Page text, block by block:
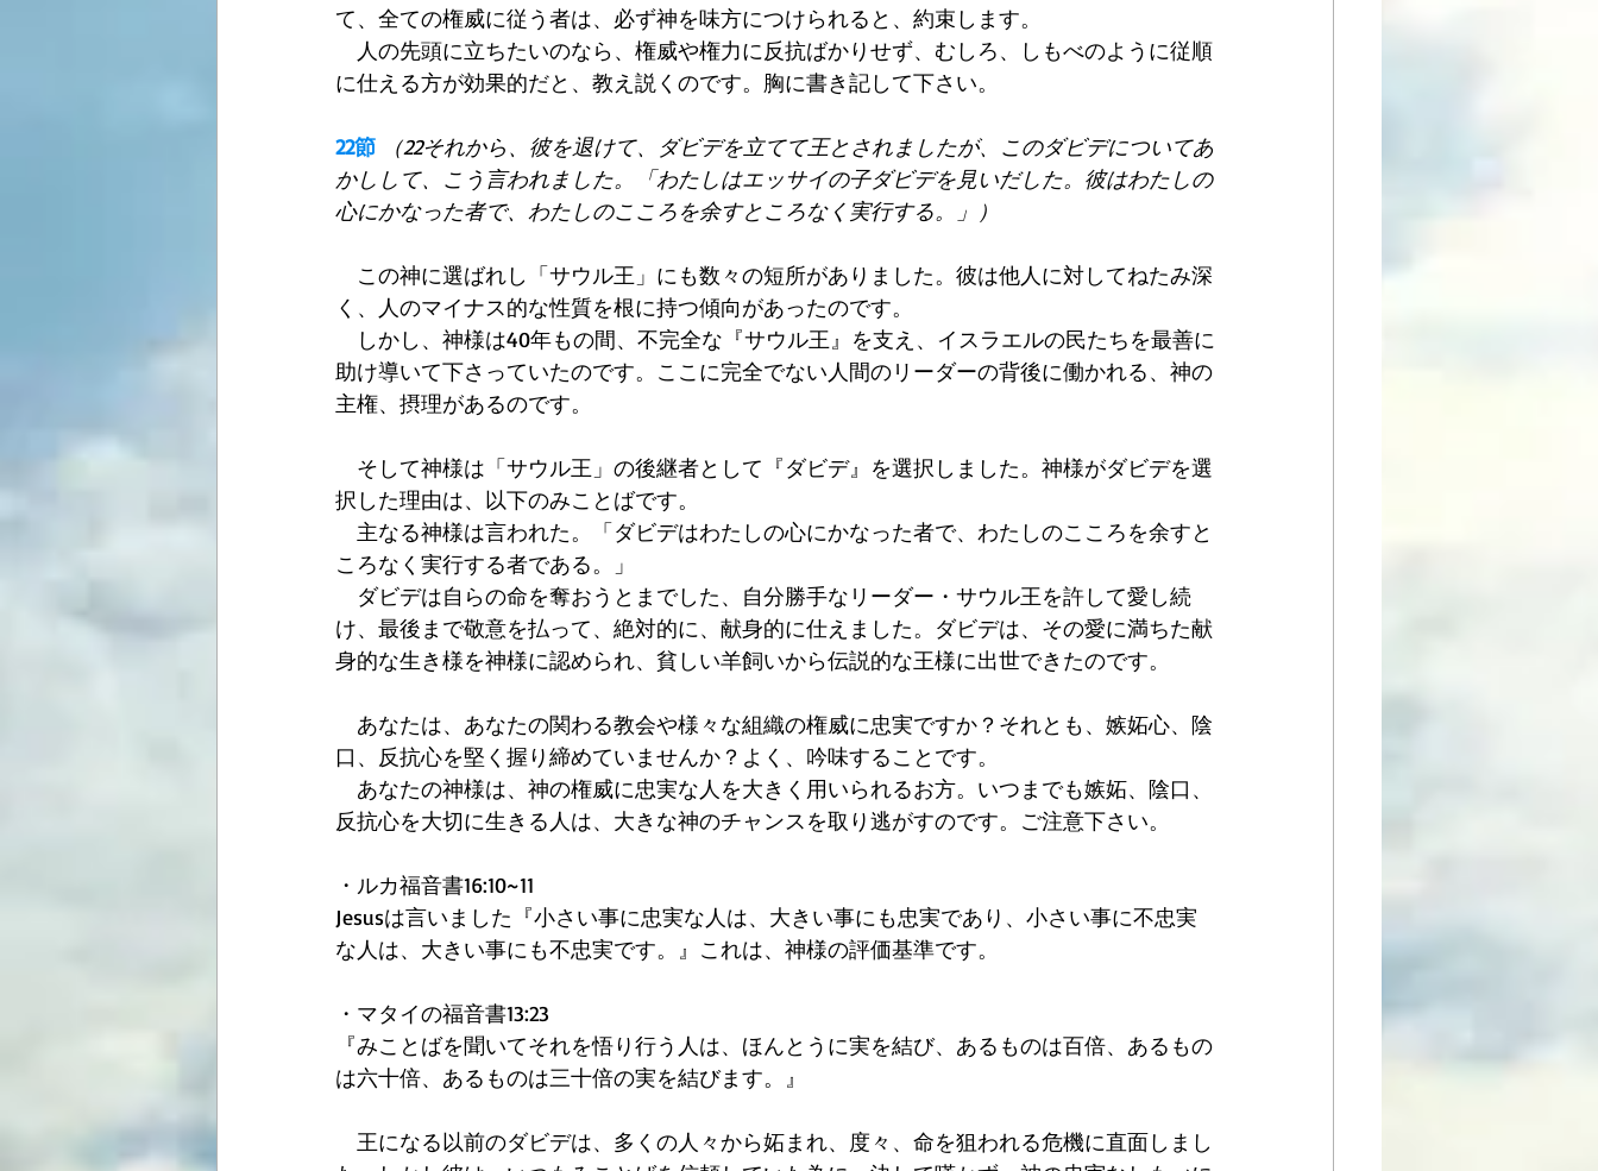
て、全ての権威に従う者は、必ず神を味方につけられると、約束します。
人の先頭に立ちたいのなら、権威や権力に反抗ばかりせず、むしろ、しもべのように従順
に仕える方が効果的だと、教え説くのです。胸に書き記して下さい。
22節
（22それから、彼を退けて、ダビデを立てて王とされましたが、このダビデについてあ
かしして、こう言われました。「わたしはエッサイの子ダビデを見いだした。彼はわたしの
心にかなった者で、わたしのこころを余すところなく実行する。」）
この神に選ばれし「サウル王」にも数々の短所がありました。彼は他人に対してねたみ深
く、人のマイナス的な性質を根に持つ傾向があったのです。
しかし、神様は40年もの間、不完全な『サウル王』を支え、イスラエルの民たちを最善に
助け導いて下さっていたのです。ここに完全でない人間のリーダーの背後に働かれる、神の
主権、摂理があるのです。
そして神様は「サウル王」の後継者として『ダビデ』を選択しました。神様がダビデを選
択した理由は、以下のみことばです。
主なる神様は言われた。「ダビデはわたしの心にかなった者で、わたしのこころを余すと
ころなく実行する者である。」
ダビデは自らの命を奪おうとまでした、自分勝手なリーダー・サウル王を許して愛し続
け、最後まで敬意を払って、絶対的に、献身的に仕えました。ダビデは、その愛に満ちた献
身的な生き様を神様に認められ、貧しい羊飼いから伝説的な王様に出世できたのです。
あなたは、あなたの関わる教会や様々な組織の権威に忠実ですか？それとも、嫉妬心、陰
口、反抗心を堅く握り締めていませんか？よく、吟味することです。
あなたの神様は、神の権威に忠実な人を大きく用いられるお方。いつまでも嫉妬、陰口、
反抗心を大切に生きる人は、大きな神のチャンスを取り逃がすのです。ご注意下さい。
・ルカ福音書16:10~11
Jesusは言いました『小さい事に忠実な人は、大きい事にも忠実であり、小さい事に不忠実
な人は、大きい事にも不忠実です。』これは、神様の評価基準です。
・マタイの福音書13:23
『みことばを聞いてそれを悟り行う人は、ほんとうに実を結び、あるものは百倍、あるもの
は六十倍、あるものは三十倍の実を結びます。』
王になる以前のダビデは、多くの人々から妬まれ、度々、命を狙われる危機に直面しまし